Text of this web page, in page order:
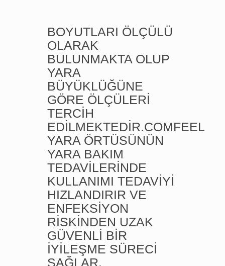
BOYUTLARI ÖLÇÜLÜ
OLARAK
BULUNMAKTA OLUP
YARA
BÜYÜKLÜĞÜNE
GÖRE ÖLÇÜLERİ
TERCİH
EDİLMEKTEDİR.COMFEEL
YARA ÖRTÜSÜNÜN
YARA BAKIM
TEDAVİLERİNDE
KULLANIMI TEDAVİYİ
HIZLANDIRIR VE
ENFEKSİYON
RİSKİNDEN UZAK
GÜVENLİ BİR
İYİLEŞME SÜRECİ
SAĞLAR.